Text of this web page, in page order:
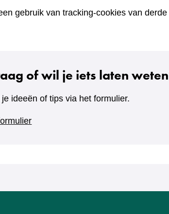
gebruik van tracking-cookies van derde
of wil je iets laten
ideeën of tips via het formulier.
(verwijst